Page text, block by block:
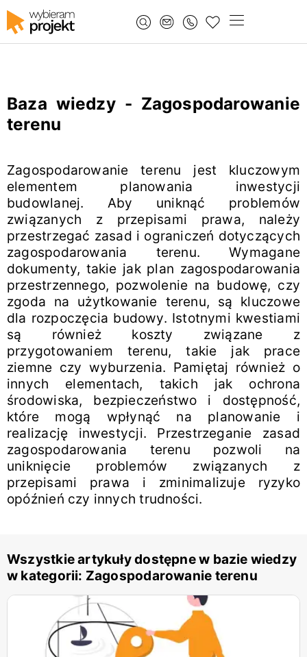
Baza wiedzy - Zagospodarowanie
terenu
Zagospodarowanie terenu jest kluczowym
elementem planowania inwestycji
budowlanej. Aby uniknąć problemów
związanych z przepisami prawa, należy
przestrzegać zasad i ograniczeń dotyczących
zagospodarowania terenu. Wymagane
dokumenty, takie jak plan zagospodarowania
przestrzennego, pozwolenie na budowę, czy
zgoda na użytkowanie terenu, są kluczowe
dla rozpoczęcia budowy. Istotnymi kwestiami
są również koszty związane z
przygotowaniem terenu, takie jak prace
ziemne czy wyburzenia. Pamiętaj również o
innych elementach, takich jak ochrona
środowiska, bezpieczeństwo i dostępność,
które mogą wpłynąć na planowanie i
realizację inwestycji. Przestrzeganie zasad
zagospodarowania terenu pozwoli na
uniknięcie problemów związanych z
przepisami prawa i zminimalizuje ryzyko
opóźnień czy innych trudności.
Wszystkie artykuły dostępne w bazie wiedzy
w kategorii: Zagospodarowanie terenu